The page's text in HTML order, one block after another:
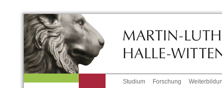
Studium Forschung